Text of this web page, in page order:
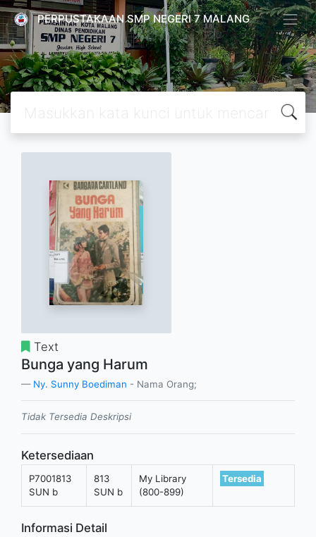
PERPUSTAKAAN SMP NEGERI 7 MALANG
Text
Bunga yang Harum
Ny. Sunny Boediman - Nama Orang;
Tidak Tersedia Deskripsi
Ketersediaan
P7001813
SUN b
813
SUN b
My Library
(800-899)
Tersedia
Informasi Detail